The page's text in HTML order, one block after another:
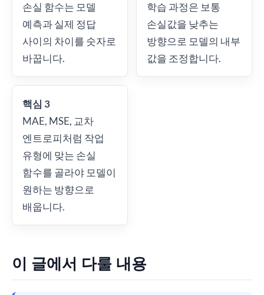
손실 함수는 모델
예측과 실제 정답
사이의 차이를 숫자로
바꿉니다.
학습 과정은 보통
손실값을 낮추는
방향으로 모델의 내부
값을 조정합니다.
핵심 3
MAE, MSE, 교차
엔트로피처럼 작업
유형에 맞는 손실
함수를 골라야 모델이
원하는 방향으로
배웁니다.
이 글에서 다룰 내용